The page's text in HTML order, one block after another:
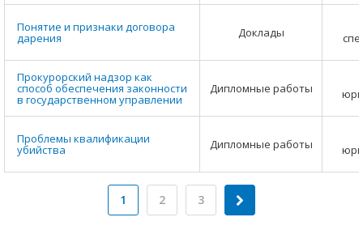
Понятие и признаки договора
дарения Доклады
Прокурорский надзор как
способ обеспечения законности
в государственном управлении
Дипломные работы
Проблемы квалификации
убийства Дипломные работы
1 2 3